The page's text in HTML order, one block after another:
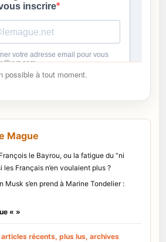
possible à tout moment.
Mague
le Bayrou, ou la fatigue du “ni
Français n’en voulaient plus ?
Musk s’en prend à Marine Tondelier :
« »
récents, plus lus, archives